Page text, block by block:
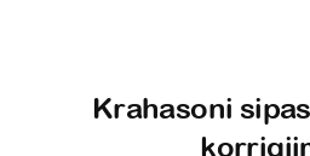
Krahasoni